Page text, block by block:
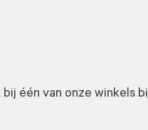
één van onze winkels